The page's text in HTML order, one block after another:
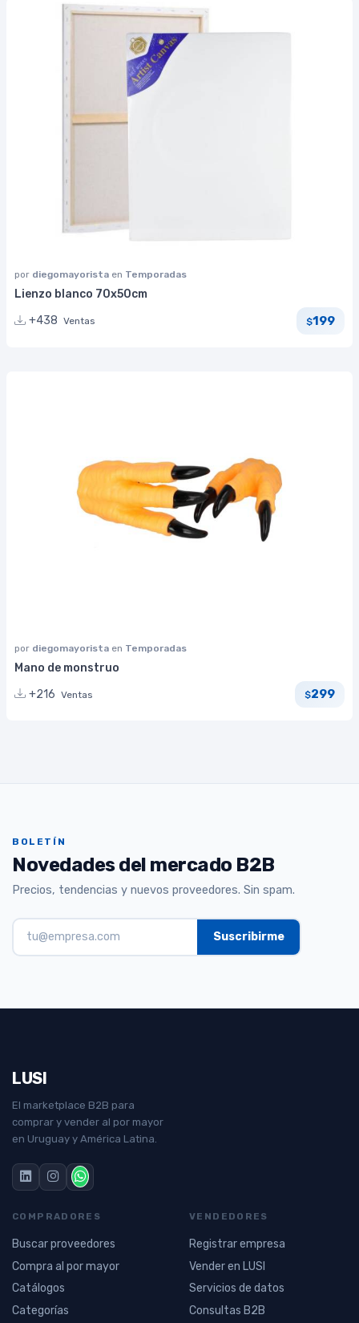
por diegomayorista en Temporadas
Lienzo blanco 70x50cm
+438 Ventas $199
por diegomayorista en Temporadas
Mano de monstruo
+216 Ventas $299
BOLETÍN
Novedades del mercado B2B
Precios, tendencias y nuevos proveedores. Sin spam.
LUSI
El marketplace B2B para
comprar y vender al por mayor
en Uruguay y América Latina.
COMPRADORES
Buscar proveedores
Compra al por mayor
Catálogos
Categorías
VENDEDORES
Registrar empresa
Vender en LUSI
Servicios de datos
Consultas B2B